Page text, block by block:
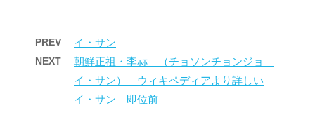
PREV イ・サン
NEXT
朝鮮正祖・李祘 （チョソンチョンジョ
イ・サン） ウィキペディアより詳しい
イ・サン 即位前